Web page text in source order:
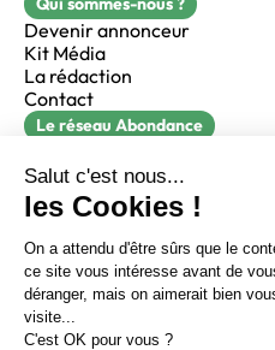
Sur LinkedIn
Sur X Sur
Devenir annonceur
Kit Média
La rédaction
Contact
Le réseau Abondance
Réacteur
alfie formation